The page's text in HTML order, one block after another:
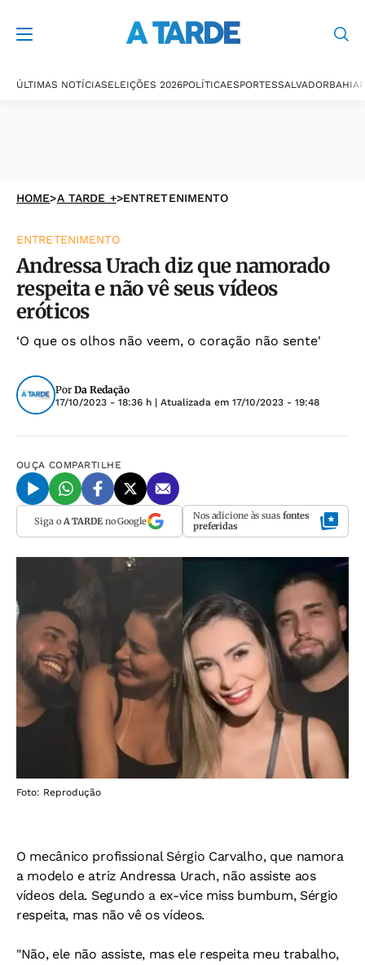
ÚLTIMAS NOTÍCIASELEIÇÕES 2026POLÍTICAESPORTESSALVADORBAHIA
HOME>A TARDE +>ENTRETENIMENTO
ENTRETENIMENTO
Andressa Urach diz que namorado
respeita e não vê seus vídeos
eróticos
‘O que os olhos não veem, o coração não sente'
Por Da Redação
17/10/2023 - 18:36 h | Atualizada em 17/10/2023 - 19:48
OUÇA COMPARTILHE
Siga o A TARDEno Google Nos adicione às suas fontes
preferidas
Foto: Reprodução
O mecânico profissional Sérgio Carvalho, que namora
a modelo e atriz Andressa Urach, não assiste aos
vídeos dela. Segundo a ex-vice miss bumbum, Sérgio
respeita, mas não vê os vídeos.
"Não, ele não assiste, mas ele respeita meu trabalho,